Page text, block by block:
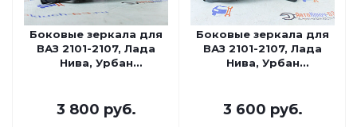
Боковые зеркала для
ВАЗ 2101-2107, Лада
Нива, Урбан
повторителем AMG в
стиле Лада Веста ВАЗ
3 800 руб.
Боковые зеркала для
ВАЗ 2101-2107, Лада
Нива, Урбан
повторителем в стиле
Лада Веста ВАЗ 2180
3 600 руб.